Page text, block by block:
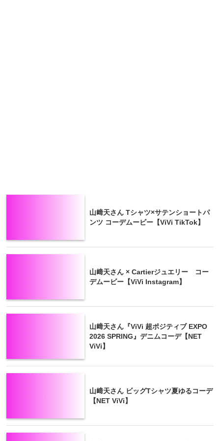
山﨑天さん Tシャツ×サテンショートパ
ンツ コーデムービー【ViVi TikTok】
山﨑天さん × Cartierジュエリー コー
デムービー【ViVi Instagram】
山﨑天さん『ViVi 超ポジティブ EXPO
2026 SPRING』デニムコーデ【NET
ViVi】
山﨑天さん ビッグTシャツ夏ゆるコーデ
【NET ViVi】